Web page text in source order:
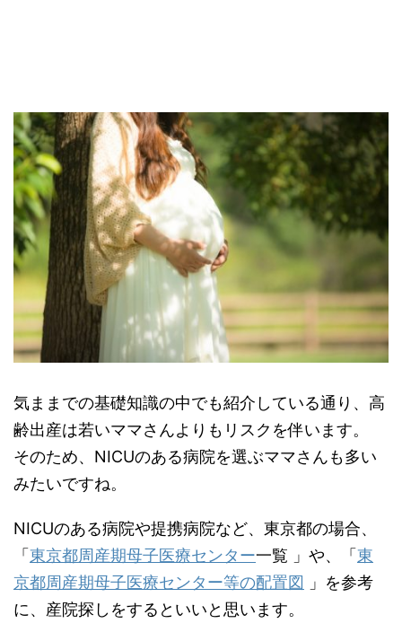
気ままでの基礎知識の中でも紹介している通り、高
齢出産は若いママさんよりもリスクを伴います。
そのため、NICUのある病院を選ぶママさんも多い
みたいですね。
NICUのある病院や提携病院など、東京都の場合、
「東京都周産期母子医療センター一覧 」や、「東
京都周産期母子医療センター等の配置図 」を参考
に、産院探しをするといいと思います。